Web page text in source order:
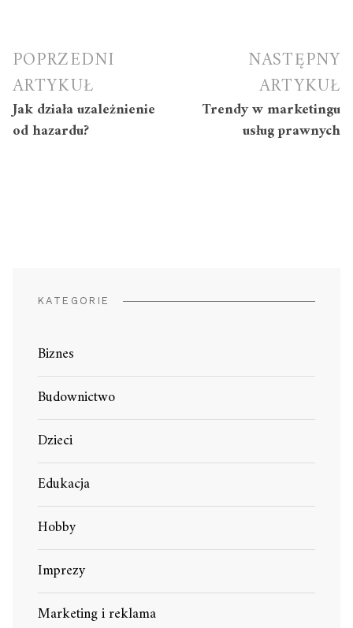
Nawigacja
wpisu
POPRZEDNI
ARTYKUŁ
Jak działa uzależnienie
od hazardu?
NASTĘPNY
ARTYKUŁ
Trendy w marketingu
usług prawnych
KATEGORIE
Biznes
Budownictwo
Dzieci
Edukacja
Hobby
Imprezy
Marketing i reklama